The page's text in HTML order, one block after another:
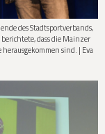
des Stadtsportverbands,
dass die Mainzer
sind. | Eva